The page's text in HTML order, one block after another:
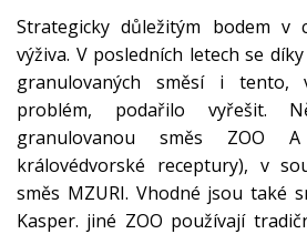
Strategicky důležitým bodem v
výživa. V posledních letech se
granulovaných směsí i tento,
problém, podařilo vyřešit.
granulovanou směs ZOO
královédvorské receptury), v
směs MZURI. Vhodné jsou také
Kasper. jiné ZOO používají